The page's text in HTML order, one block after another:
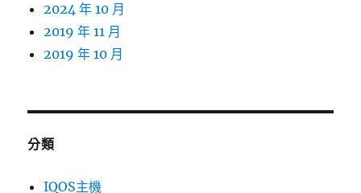
2024 年 10 月
2019 年 11 月
2019 年 10 月
分類
IQOS主機